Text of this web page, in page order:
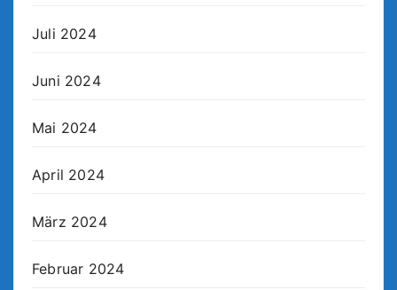
Juli 2024
Juni 2024
Mai 2024
April 2024
März 2024
Februar 2024